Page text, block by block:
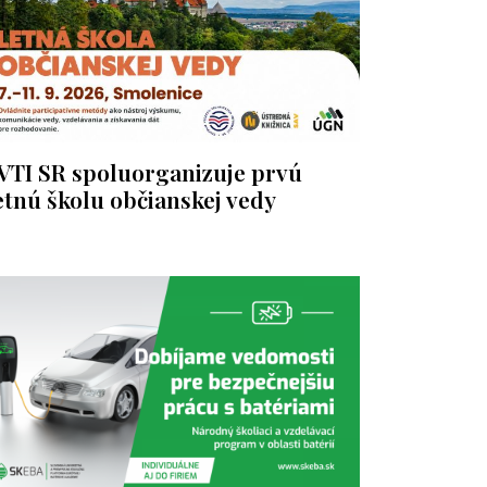
SR spoluorganizuje prvú
školu občianskej vedy